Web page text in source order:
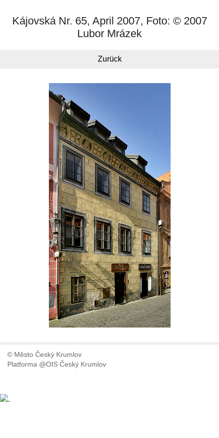
Kájovská Nr. 65, April 2007, Foto: © 2007
Lubor Mrázek
Zurück
© Město Český Krumlov
Platforma @OIS Český Krumlov